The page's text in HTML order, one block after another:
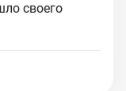
своего